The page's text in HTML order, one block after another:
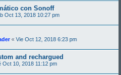
con Sonoff
Oct 13, 2018 10:27 pm
« Vie Oct 12, 2018 6:23 pm
and rechargued
Oct 10, 2018 11:12 pm